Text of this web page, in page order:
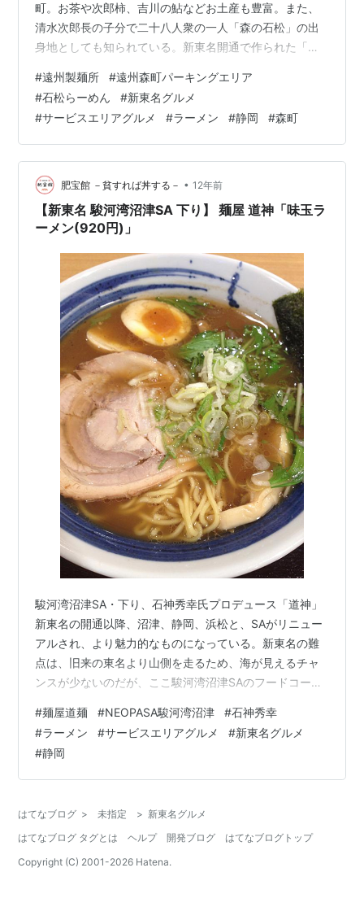
町。お茶や次郎柿、吉川の鮎などお土産も豊富。また、
清水次郎長の子分で二十八人衆の一人「森の石松」の出
身地としても知られている。新東名開通で作られた「遠
そうで、蔵造の建物はなかなか雰囲気がある。PAは上り
に比べ「下り」のほうが充実していて、フードコートや
お土産店もいくつか入っている。 こちらのフードコート
は株式会社キンレイが請け負っている。冷凍の鍋焼きう
どんをはじめ、大勝軒などの人気ラーメン店や、大阪・
ABCラジオの道上洋三さんの番組などメディ…
#遠州製麺所 #遠州森町パーキングエリア
#石松らーめん #新東名グルメ
#サービスエリアグルメ #ラーメン #静岡 #森町
肥宝館 －貧すれば丼する－ • 12年前
【新東名 駿河湾沼津SA 下り】 麺屋 道神「味玉ラ
ーメン(920円)」
駿河湾沼津SA・下り、石神秀幸氏プロデュース「道神」
新東名の開通以降、沼津、静岡、浜松と、SAがリニュー
アルされ、より魅力的なものになっている。新東名の難
点は、旧来の東名より山側を走るため、海が見えるチャ
ンスが少ないのだが、ここ駿河湾沼津SAのフードコート
良い。 駿河湾沼津SAの下りには、ラーメン評論家・石神
秀幸氏プロデュースの「道神」が店舗を構えている。鶏
＋魚介のスープにカネジン食品の麺。具材の穂先メンマ
や味玉も味が良く、その辺の路面店と比べても遜色ない
受け、ラーメン業界も重要な収益源として力…
#麺屋道麺 #NEOPASA駿河湾沼津 #石神秀幸
#ラーメン #サービスエリアグルメ #新東名グルメ
#静岡
はてなブログ > 未指定 > 新東名グルメ
はてなブログ タグとは
ヘルプ 開発ブログ
はてなブログトップ
Copyright (C) 2001-2026 Hatena.